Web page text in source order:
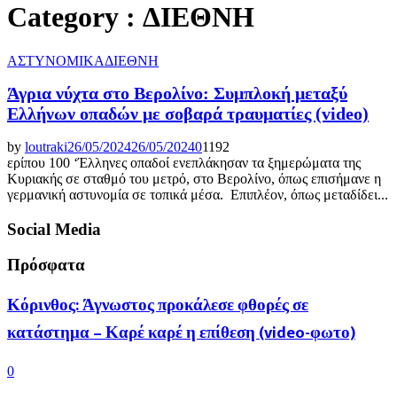
Category : ΔΙΕΘΝΗ
ΑΣΤΥΝΟΜΙΚΑΔΙΕΘΝΗ
Άγρια νύχτα στο Βερολίνο: Συμπλοκή μεταξύ
Ελλήνων οπαδών με σοβαρά τραυματίες (video)
by loutraki26/05/202426/05/202401192
ερίπου 100 ‘Έλληνες οπαδοί ενεπλάκησαν τα ξημερώματα της
Κυριακής σε σταθμό του μετρό, στο Βερολίνο, όπως επισήμανε η
γερμανική αστυνομία σε τοπικά μέσα. Επιπλέον, όπως μεταδίδει...
Social Media
Πρόσφατα
Κόρινθος: Άγνωστος προκάλεσε φθορές σε
κατάστημα – Καρέ καρέ η επίθεση (video-φωτο)
0